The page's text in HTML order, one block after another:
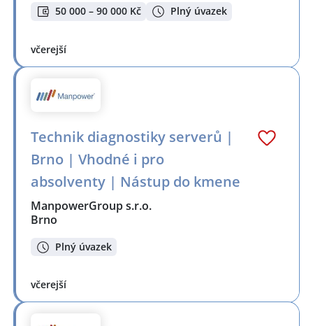
50 000 – 90 000 Kč Plný úvazek
včerejší
Technik diagnostiky serverů |
Brno | Vhodné i pro
absolventy | Nástup do kmene
ManpowerGroup s.r.o.
Brno
Plný úvazek
včerejší